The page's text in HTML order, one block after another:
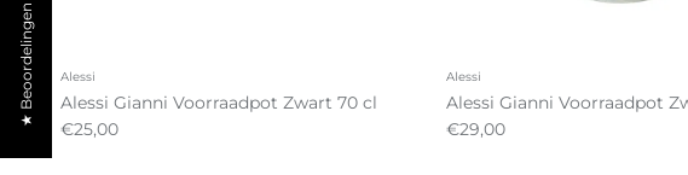
Alessi
Alessi Gianni Voorraadpot Zwart 70 cl
€25,00
Alessi
Alessi Gianni Voorraadpot
€29,00
★ Beoordelingen